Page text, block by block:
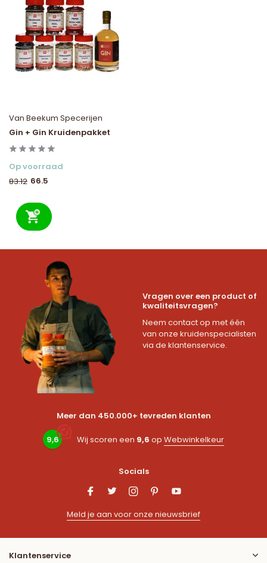
Van Beekum Specerijen
Gin + Gin Kruidenpakket
Op voorraad
83.12 66.5
Vragen over een product of
kwaliteitsvragen?
Neem contact op met één
van onze kruidenspecialisten
via de klantenservice.
Meer dan 450.000+ tevreden klanten
9,6 Wij scoren een 9,6 op Webwinkelkeur
Socials
Meld je aan voor onze nieuwsbrief
Klantenservice